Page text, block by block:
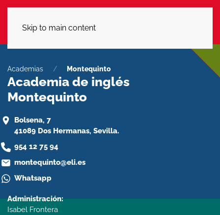
Skip to main content
Academias Montequinto
Academia de inglés
Montequinto
Bolsena, 7
41089 Dos Hermanas, Sevilla.
954 12 75 94
montequinto@eli.es
Whatsapp
Administración:
Isabel Frontera